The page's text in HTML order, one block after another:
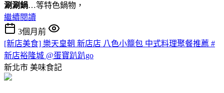
涮涮鍋…等特色鍋物，
繼續閱讀
3個月前
[新店美食] 樂天皇朝 新店店 八色小籠包 中式料理聚餐推薦 #
新店裕隆城 @蛋寶趴趴go
新北市 美味食記